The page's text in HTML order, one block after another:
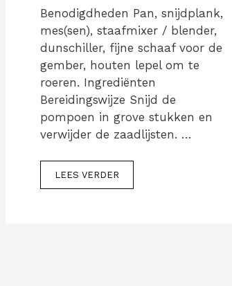
Benodigdheden Pan, snijdplank,
mes(sen), staafmixer / blender,
dunschiller, fijne schaaf voor de
gember, houten lepel om te
roeren. Ingrediënten
Bereidingswijze Snijd de
pompoen in grove stukken en
verwijder de zaadlijsten. …
LEES VERDER